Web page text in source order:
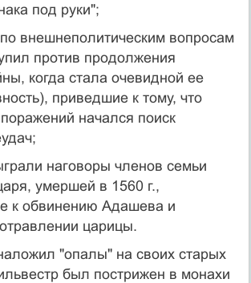
под руки";
внешнеполитическим вопросам
против продолжения
когда стала очевидной ее
приведшие к тому, что
начался поиск
наговоры членов семьи
умершей в 1560 г.,
к обвинению Адашева и
царицы.
"опалы" на своих старых
был пострижен в монахи